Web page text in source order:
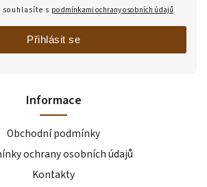
Informace
Obchodní podmínky
ochrany osobních údajů
Kontakty
s podmínkami ochrany osobních údajů
Přihlásit se